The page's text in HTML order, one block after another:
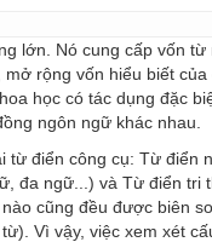
lớn. Nó cung cấp vốn
rộng vốn hiểu biết
học có tác dụng đặc
ngôn ngữ khác nhau.
từ điển công cụ: Từ
đa ngữ...) và Từ điển tri
cũng đều được biên
Vì vậy, việc xem xét